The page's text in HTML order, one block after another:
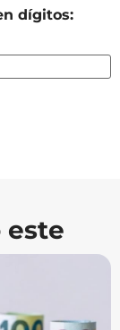
dígitos:
este